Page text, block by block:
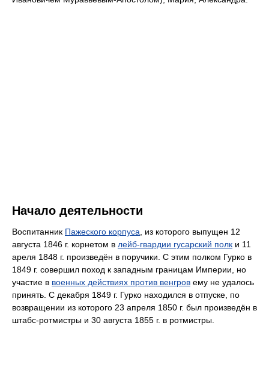
Начало деятельности
Воспитанник Пажеского корпуса , из которого выпущен 12
августа 1846 г. корнетом в лейб-гвардии гусарский полк и 11
ареля 1848 г. произведён в поручики. С этим полком Гурко в
1849 г. совершил поход к западным границам Империи, но
участие в военных действиях против венгров ему не удалось
принять. С декабря 1849 г. Гурко находился в отпуске, по
возвращении из которого 23 апреля 1850 г. был произведён в
штабс-ротмистры и 30 августа 1855 г. в ротмистры.